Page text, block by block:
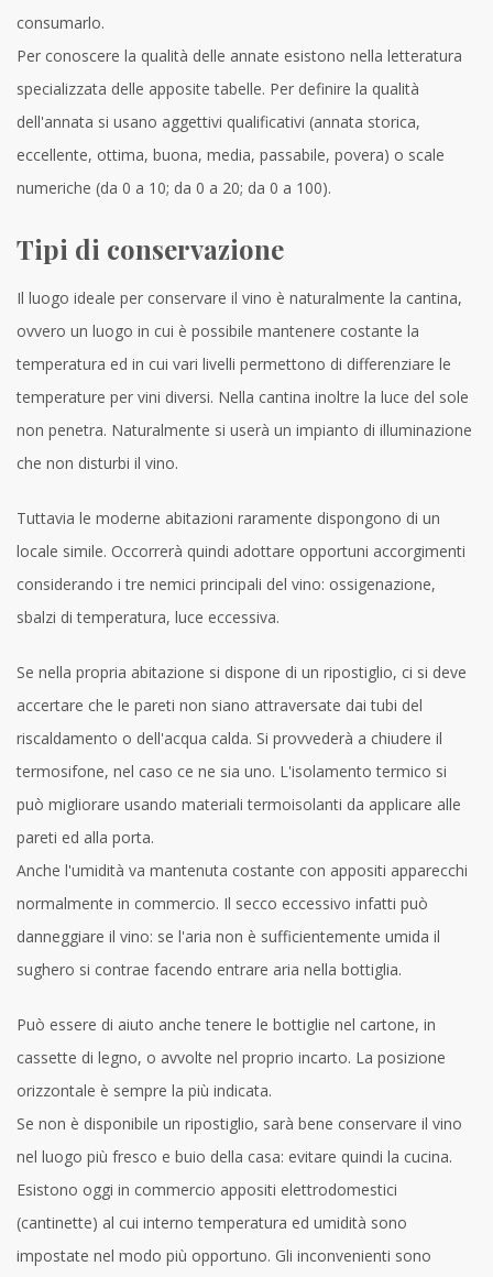
consumarlo.
Per conoscere la qualità delle annate esistono nella letteratura
specializzata delle apposite tabelle. Per definire la qualità
dell'annata si usano aggettivi qualificativi (annata storica,
eccellente, ottima, buona, media, passabile, povera) o scale
numeriche (da 0 a 10; da 0 a 20; da 0 a 100).
Tipi di conservazione
Il luogo ideale per conservare il vino è naturalmente la cantina,
ovvero un luogo in cui è possibile mantenere costante la
temperatura ed in cui vari livelli permettono di differenziare le
temperature per vini diversi. Nella cantina inoltre la luce del sole
non penetra. Naturalmente si userà un impianto di illuminazione
che non disturbi il vino.
Tuttavia le moderne abitazioni raramente dispongono di un
locale simile. Occorrerà quindi adottare opportuni accorgimenti
considerando i tre nemici principali del vino: ossigenazione,
sbalzi di temperatura, luce eccessiva.
Se nella propria abitazione si dispone di un ripostiglio, ci si deve
accertare che le pareti non siano attraversate dai tubi del
riscaldamento o dell'acqua calda. Si provvederà a chiudere il
termosifone, nel caso ce ne sia uno. L'isolamento termico si
può migliorare usando materiali termoisolanti da applicare alle
pareti ed alla porta.
Anche l'umidità va mantenuta costante con appositi apparecchi
normalmente in commercio. Il secco eccessivo infatti può
danneggiare il vino: se l'aria non è sufficientemente umida il
sughero si contrae facendo entrare aria nella bottiglia.
Può essere di aiuto anche tenere le bottiglie nel cartone, in
cassette di legno, o avvolte nel proprio incarto. La posizione
orizzontale è sempre la più indicata.
Se non è disponibile un ripostiglio, sarà bene conservare il vino
nel luogo più fresco e buio della casa: evitare quindi la cucina.
Esistono oggi in commercio appositi elettrodomestici
(cantinette) al cui interno temperatura ed umidità sono
impostate nel modo più opportuno. Gli inconvenienti sono